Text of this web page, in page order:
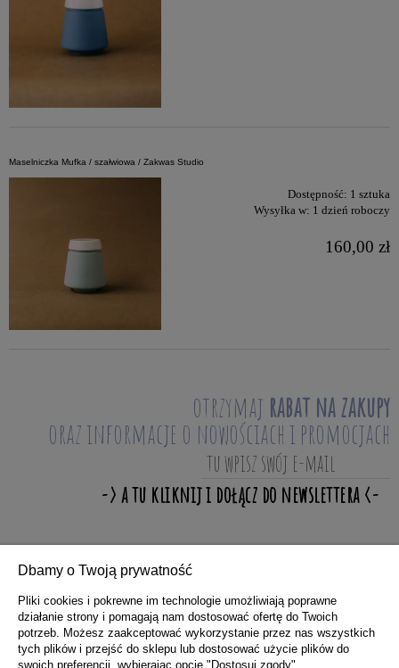
Maselniczka Mufka / szałwiowa / Zakwas Studio
Dostępność: 1 sztuka
Wysyłka w: 1 dzień roboczy
160,00 zł
otrzymaj rabat na zakupy
oraz informacje o nowościach i promocjach
ZAKUPY
POMOC
Dbamy o Twoją prywatność
Pliki cookies i pokrewne im technologie umożliwiają poprawne
działanie strony i pomagają nam dostosować ofertę do Twoich
potrzeb. Możesz zaakceptować wykorzystanie przez nas wszystkich
tych plików i przejść do sklepu lub dostosować użycie plików do
swoich preferencji, wybierając opcję "Dostosuj zgody".